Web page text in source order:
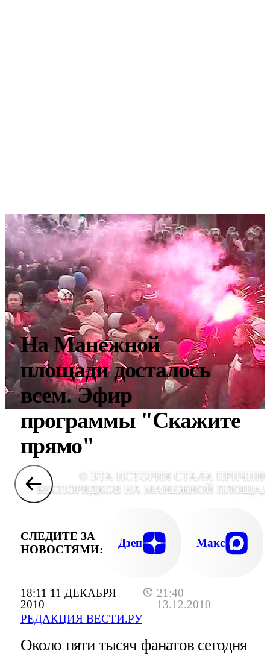
18:11 11 ДЕКАБРЯ
2010
21:40
13.12.2010
РЕДАКЦИЯ ВЕСТИ.РУ
На Манежной
площади досталось
всем. Эфир
программы "Скажите
прямо"
© ЭТА ИСТОРИЯ СТАЛА
БЕСПОРЯДКОВ НА МАНЕЖНОЙ
НО ОНИ, КАК ВЫЯСНИЛО СЛЕДСТВИЕ,
МОЛОДЕЖИ
НАЦИОНАЛИСТЫ.
ПОДСТРЕКАТЕЛЯМ ПРЕДЪЯВЯТ
СЛЕДИТЕ ЗА
НОВОСТЯМИ:
Дзен Макс
Около пяти тысяч фанатов сегодня